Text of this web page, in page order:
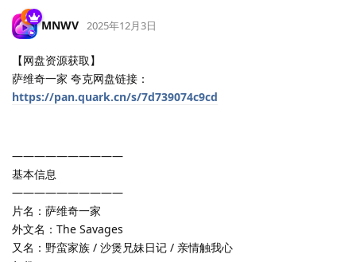
MNWV 2025年12月3日
【网盘资源获取】
萨维奇一家 夸克网盘链接：
https://pan.quark.cn/s/7d739074c9cd
——————————
基本信息
——————————
片名：萨维奇一家
外文名：The Savages
又名：野蛮家族 / 沙煲兄妹日记 / 亲情触我心